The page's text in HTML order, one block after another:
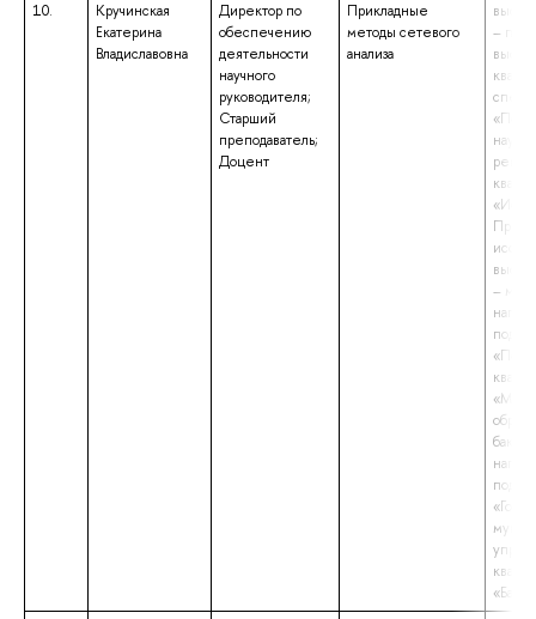
10.
Кручинская
Екатерина
Владиславовна
Директор по
обеспечению
деятельности
научного
руководителя;
Старший
преподаватель;
Доцент
Прикладные
методы сетевого
анализа
–
науки
–